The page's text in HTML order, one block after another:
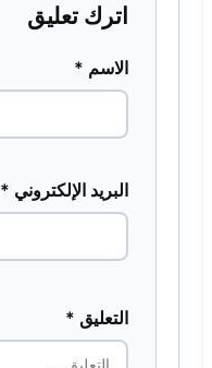
اترك تعليق
الاسم *
البريد الإلكتروني *
التعليق *